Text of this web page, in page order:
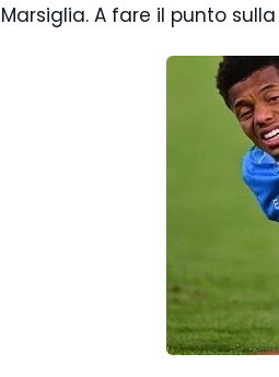
Marsiglia. A fare il punto